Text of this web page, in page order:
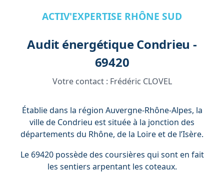
ACTIV'EXPERTISE RHÔNE SUD
Audit énergétique Condrieu -
69420
Votre contact : Frédéric CLOVEL
Établie dans la région Auvergne-Rhône-Alpes, la
ville de Condrieu est située à la jonction des
départements du Rhône, de la Loire et de l’Isère.
Le 69420 possède des coursières qui sont en fait
les sentiers arpentant les coteaux.